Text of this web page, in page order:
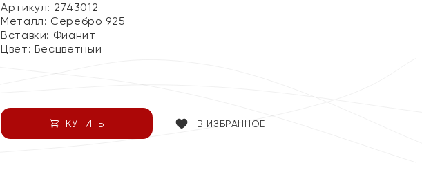
Артикул: 2743012
Металл: Серебро 925
Вставки: Фианит
Цвет: Бесцветный
КУПИТЬ В ИЗБРАННОЕ